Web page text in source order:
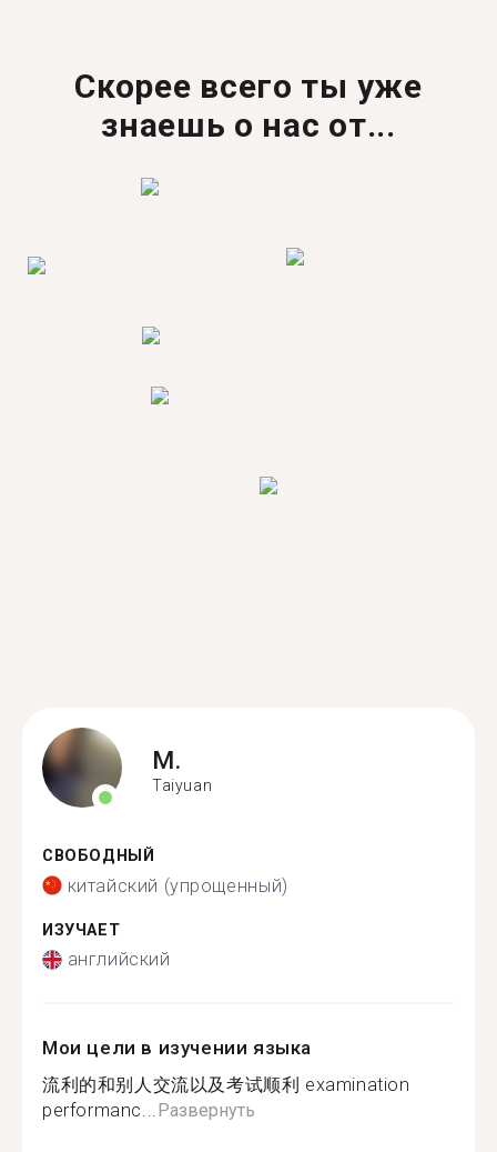
Скорее всего ты уже
знаешь о нас от...
M.
Taiyuan
СВОБОДНЫЙ
китайский (упрощенный)
ИЗУЧАЕТ
английский
Мои цели в изучении языка
流利的和别人交流以及考试顺利 examination
performanc...Развернуть